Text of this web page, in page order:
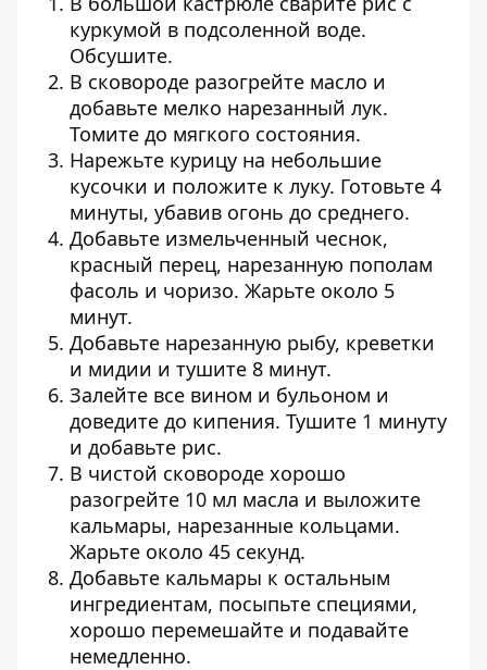
куркумой в подсоленной воде.
Обсушите.
В сковороде разогрейте масло и
добавьте мелко нарезанный лук.
Томите до мягкого состояния.
Нарежьте курицу на небольшие
кусочки и положите к луку. Готовьте 4
минуты, убавив огонь до среднего.
Добавьте измельченный чеснок,
красный перец, нарезанную пополам
фасоль и чоризо. Жарьте около 5
минут.
Добавьте нарезанную рыбу, креветки
и мидии и тушите 8 минут.
Залейте все вином и бульоном и
доведите до кипения. Тушите 1 минуту
и добавьте рис.
В чистой сковороде хорошо
разогрейте 10 мл масла и выложите
кальмары, нарезанные кольцами.
Жарьте около 45 секунд.
Добавьте кальмары к остальным
ингредиентам, посыпьте специями,
хорошо перемешайте и подавайте
немедленно.